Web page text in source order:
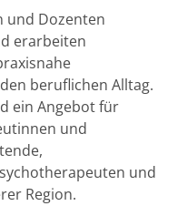
und Dozenten
erarbeiten
beruflichen Alltag.
ein Angebot für
und
und
Region.